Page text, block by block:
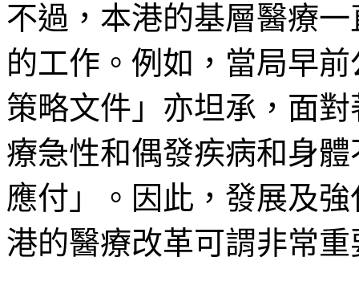
不過，本港的基層醫療
的工作。例如，當局早
策略文件」亦坦承，面
療急性和偶發疾病和身
應付」。因此，發展及
港的醫療改革可謂非常重